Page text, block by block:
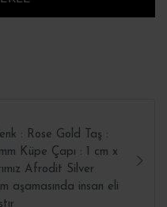
: Rose Gold Taş :
Küpe Çapı : 1 cm x
Afrodit Silver
aşamasında insan eli